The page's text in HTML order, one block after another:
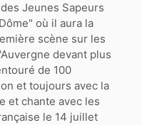
Jeunes Sapeurs
où il aura la
scène sur les
devant plus
de 100
et toujours avec la
et chante avec les
le 14 juillet